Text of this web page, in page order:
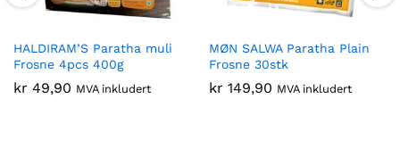
HALDIRAM’S Paratha muli
Frosne 4pcs 400g
kr 49,90 MVA inkludert
MØN SALWA Paratha Plain
Frosne 30stk
kr 149,90 MVA inkludert